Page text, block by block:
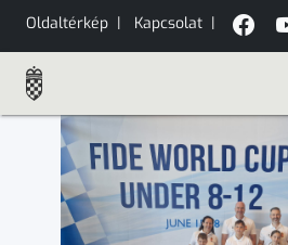
Oldaltérkép | Kapcsolat |